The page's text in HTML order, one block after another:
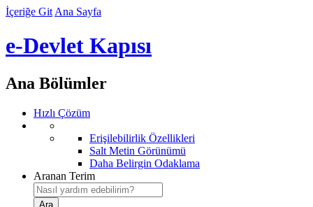
İçeriğe Git Ana Sayfa
e-Devlet Kapısı
Ana Bölümler
Hızlı Çözüm
Erişilebilirlik Özellikleri
Salt Metin Görünümü
Daha Belirgin Odaklama
Aranan Terim